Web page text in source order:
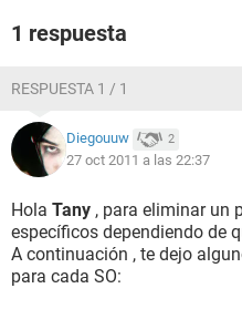
1 respuesta
RESPUESTA 1 / 1
Diegouuw 2
27 oct 2011 a las 22:37
Hola Tany , para eliminar un
específicos dependiendo de
A continuación , te dejo
para cada SO: